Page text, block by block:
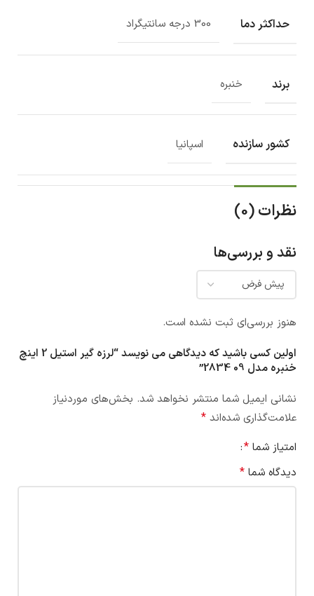
حداکثر دما 300 درجه سانتیگراد
برند خنبره
کشور سازنده اسپانیا
نظرات (0)
نقد و بررسی‌ها
هنوز بررسی‌ای ثبت نشده است.
اولین کسی باشید که دیدگاهی می نویسد “لرزه گیر استیل 2 اینچ
خنبره مدل 09 2834”
نشانی ایمیل شما منتشر نخواهد شد. بخش‌های موردنیاز
علامت‌گذاری شده‌اند *
امتیاز شما *
دیدگاه شما *